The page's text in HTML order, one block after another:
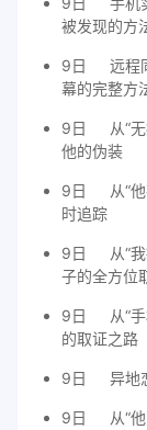
被发现的方
9日
远程
幕的完整方
9日
从“
他的伪装
9日
从“
时追踪
9日
从“
子的全方位
9日
从“
的取证之路
9日 异地
9日
从“